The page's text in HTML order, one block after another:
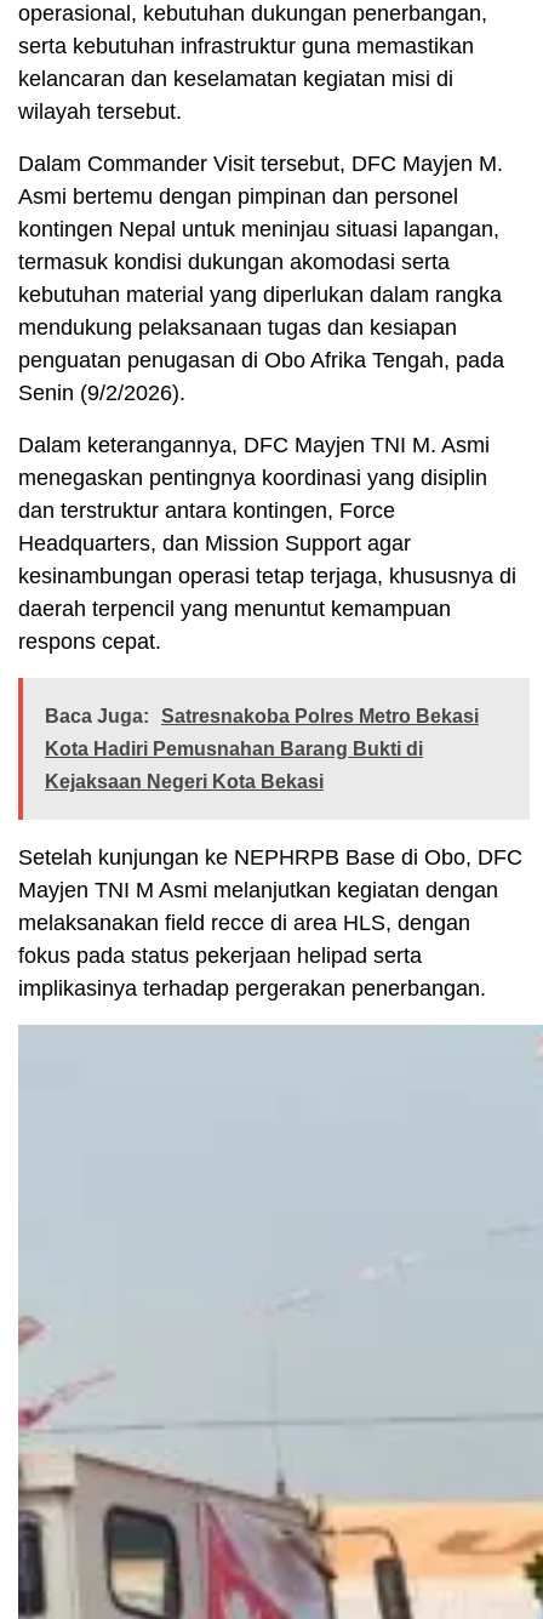
operasional, kebutuhan dukungan penerbangan,
serta kebutuhan infrastruktur guna memastikan
kelancaran dan keselamatan kegiatan misi di
wilayah tersebut.
Dalam Commander Visit tersebut, DFC Mayjen M.
Asmi bertemu dengan pimpinan dan personel
kontingen Nepal untuk meninjau situasi lapangan,
termasuk kondisi dukungan akomodasi serta
kebutuhan material yang diperlukan dalam rangka
mendukung pelaksanaan tugas dan kesiapan
penguatan penugasan di Obo Afrika Tengah, pada
Senin (9/2/2026).
Dalam keterangannya, DFC Mayjen TNI M. Asmi
menegaskan pentingnya koordinasi yang disiplin
dan terstruktur antara kontingen, Force
Headquarters, dan Mission Support agar
kesinambungan operasi tetap terjaga, khususnya di
daerah terpencil yang menuntut kemampuan
respons cepat.
Baca Juga:
Satresnakoba Polres Metro Bekasi
Kota Hadiri Pemusnahan Barang Bukti di
Kejaksaan Negeri Kota Bekasi
Setelah kunjungan ke NEPHRPB Base di Obo, DFC
Mayjen TNI M Asmi melanjutkan kegiatan dengan
melaksanakan field recce di area HLS, dengan
fokus pada status pekerjaan helipad serta
implikasinya terhadap pergerakan penerbangan.